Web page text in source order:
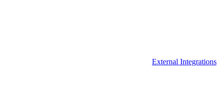
External Integrations